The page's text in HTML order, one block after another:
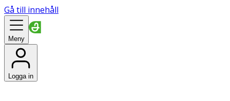
Gå till innehåll
Meny
Logga in